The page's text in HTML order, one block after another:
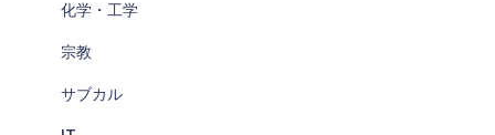
化学・工学
宗教
サブカル